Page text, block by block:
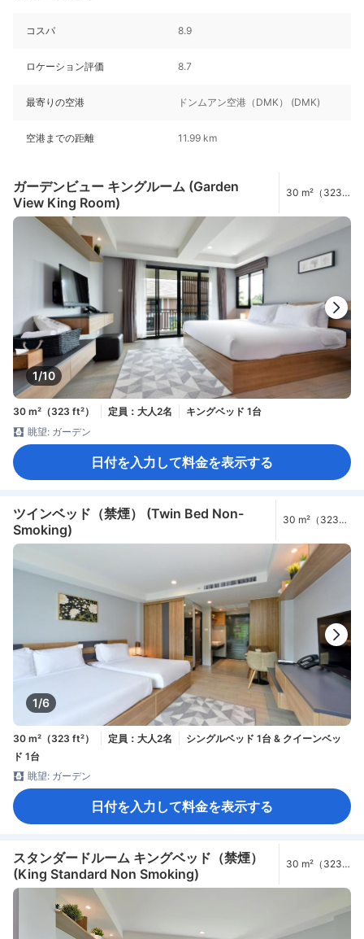
コスパ 8.9
ロケーション評価 8.7
最寄りの空港 ドンムアン空港（DMK） (DMK)
空港までの距離 11.99 km
ガーデンビュー キングルーム (Garden
View King Room)
30 m²（323
1/10
30 m²（323 ft²） 定員：大人2名
キングベッド 1台
眺望: ガーデン
日付を入力して料金を表示する
ツインベッド（禁煙） (Twin Bed Non-
Smoking)
30 m²（323
1/6
30 m²（323 ft²） 定員：大人2名
シングルベッド 1台 & クイーンベッ
ド 1台
眺望: ガーデン
日付を入力して料金を表示する
スタンダードルーム キングベッド（禁煙）
(King Standard Non Smoking)
30 m²（323